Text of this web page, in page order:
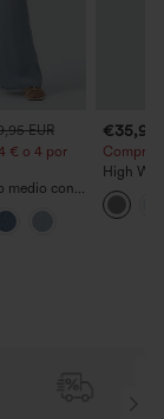
EUR
€ o 4 por
medio con
€35,95
Compra
High
Straight